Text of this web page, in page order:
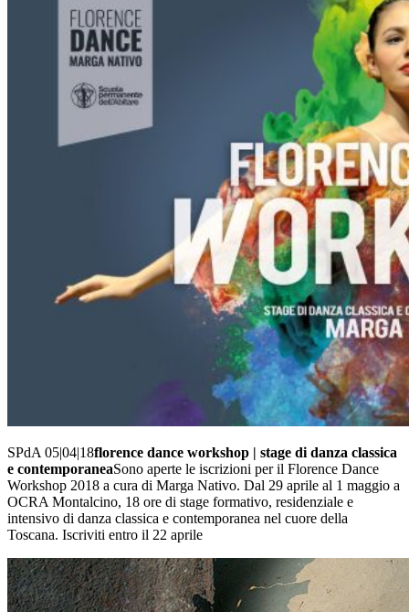
SPdA 05|04|18florence dance workshop | stage di danza classica
e contemporaneaSono aperte le iscrizioni per il Florence Dance
Workshop 2018 a cura di Marga Nativo. Dal 29 aprile al 1 maggio a
OCRA Montalcino, 18 ore di stage formativo, residenziale e
intensivo di danza classica e contemporanea nel cuore della
Toscana. Iscriviti entro il 22 aprile